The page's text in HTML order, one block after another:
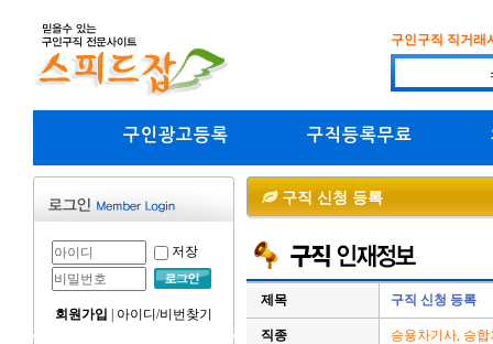
구인구직 직거래
구인광고등록 구직등록무료
저장
회원가입 아이디/비번찾기
구직 신청 등록
제목 구직 신청 등록
직종 승용차기사, 승